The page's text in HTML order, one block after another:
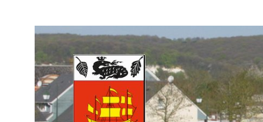
contenu